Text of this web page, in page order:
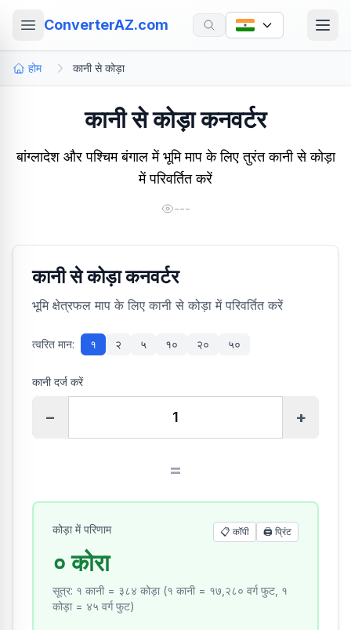
ConverterAZ.com
होम कानी से कोड़ा
कानी से कोड़ा कनवर्टर
बांग्लादेश और पश्चिम बंगाल में भूमि माप के लिए तुरंत कानी से कोड़ा
में परिवर्तित करें
---
कानी से कोड़ा कनवर्टर
भूमि क्षेत्रफल माप के लिए कानी से कोड़ा में परिवर्तित करें
त्वरित मान: १ २ ५ १० २० ५०
कानी दर्ज करें
− +
=
कोड़ा में परिणाम 📋 कॉपी 🖨️ प्रिंट
० कोरा
सूत्र: १ कानी = ३८४ कोड़ा (१ कानी = १७,२८० वर्ग फुट, १
कोड़ा = ४५ वर्ग फुट)